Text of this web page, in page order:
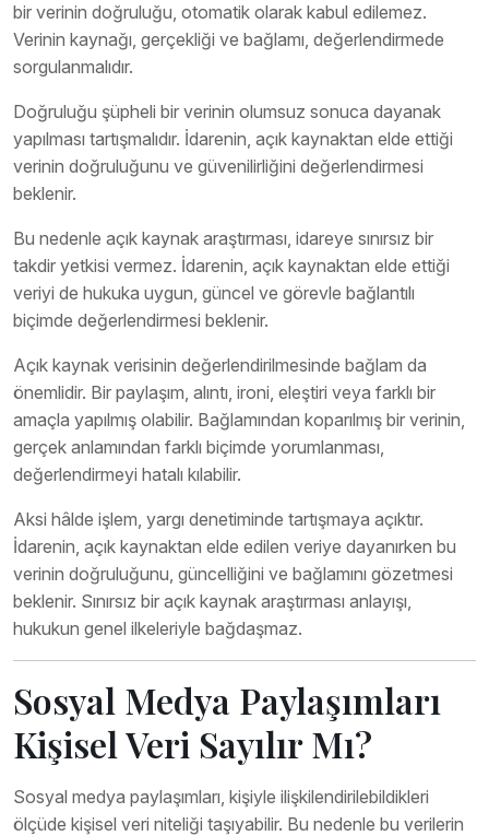
bir verinin doğruluğu, otomatik olarak kabul edilemez.
Verinin kaynağı, gerçekliği ve bağlamı, değerlendirmede
sorgulanmalıdır.
Doğruluğu şüpheli bir verinin olumsuz sonuca dayanak
yapılması tartışmalıdır. İdarenin, açık kaynaktan elde ettiği
verinin doğruluğunu ve güvenilirliğini değerlendirmesi
beklenir.
Bu nedenle açık kaynak araştırması, idareye sınırsız bir
takdir yetkisi vermez. İdarenin, açık kaynaktan elde ettiği
veriyi de hukuka uygun, güncel ve görevle bağlantılı
biçimde değerlendirmesi beklenir.
Açık kaynak verisinin değerlendirilmesinde bağlam da
önemlidir. Bir paylaşım, alıntı, ironi, eleştiri veya farklı bir
amaçla yapılmış olabilir. Bağlamından koparılmış bir verinin,
gerçek anlamından farklı biçimde yorumlanması,
değerlendirmeyi hatalı kılabilir.
Aksi hâlde işlem, yargı denetiminde tartışmaya açıktır.
İdarenin, açık kaynaktan elde edilen veriye dayanırken bu
verinin doğruluğunu, güncelliğini ve bağlamını gözetmesi
beklenir. Sınırsız bir açık kaynak araştırması anlayışı,
hukukun genel ilkeleriyle bağdaşmaz.
Sosyal Medya Paylaşımları
Kişisel Veri Sayılır Mı?
Sosyal medya paylaşımları, kişiyle ilişkilendirilebildikleri
ölçüde kişisel veri niteliği taşıyabilir. Bu nedenle bu verilerin